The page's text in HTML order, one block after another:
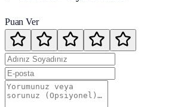
Puan Ver